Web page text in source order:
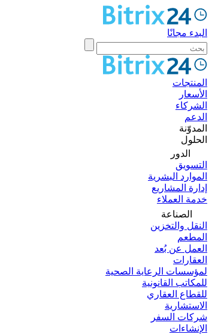
البدء مجانًا
المنتجات
الأسعار
الشركاء
الدعم
المدوّنة
الحلول
الدور
التسويق
الموارد البشرية
إدارة المشاريع
خدمة العملاء
الصناعة
النقل والتخزين
المطعم
العمل عن بُعد
العقارات
لمؤسسات الرعاية الصحية
للمكاتب القانونية
للقطاع العقاري
الاستشارية
شركات السفر
الإنشاءات